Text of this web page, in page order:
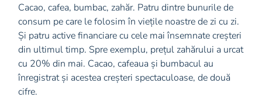
Cacao, cafea, bumbac, zahăr. Patru dintre bunurile de
consum pe care le folosim în viețile noastre de zi cu zi.
Și patru active financiare cu cele mai însemnate creșteri
din ultimul timp. Spre exemplu, prețul zahărului a urcat
cu 20% din mai. Cacao, cafeaua și bumbacul au
înregistrat și acestea creșteri spectaculoase, de două
cifre.